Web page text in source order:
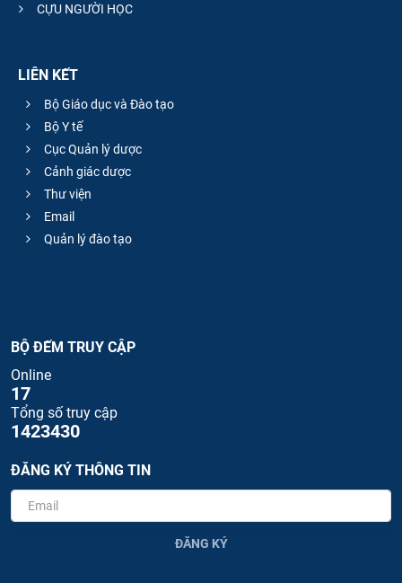
CỰU NGƯỜI HỌC
LIÊN KẾT
Bộ Giáo dục và Đào tạo
Bộ Y tế
Cục Quản lý dược
Cảnh giác dược
Thư viện
Email
Quản lý đào tạo
BỘ ĐẾM TRUY CẬP
Online
17
Tổng số truy cập
1423430
ĐĂNG KÝ THÔNG TIN
ĐĂNG KÝ